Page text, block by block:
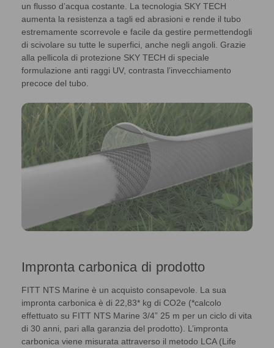
un flusso d’acqua costante. La tecnologia SKY TECH
aumenta la resistenza a tagli ed abrasioni e rende il tubo
estremamente scorrevole e facile da gestire permettendogli
di scivolare su tutte le superfici, anche negli angoli. Grazie
alla pellicola di protezione SKY TECH di speciale
formulazione anti raggi UV, contrasta l’invecchiamento
precoce del tubo.
Impronta carbonica di prodotto
FITT NTS Marine è un acquisto consapevole. La sua
impronta carbonica è di 22,83* kg di CO2e (*calcolo
effettuato su FITT NTS Marine 3/4” 25 m per un ciclo di vita
di 30 anni, pari alla garanzia del prodotto). L’impronta
carbonica viene misurata attraverso il metodo LCA (Life